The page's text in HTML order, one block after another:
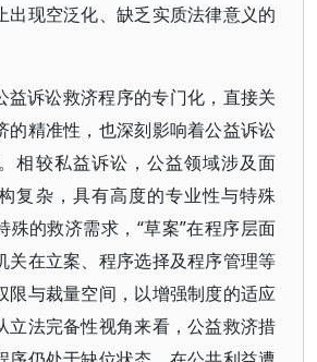
出现空泛化、缺乏实质法律意义的
益诉讼救济程序的专门化，直接关
的精准性，也深刻影响着公益诉讼
相较私益诉讼，公益领域涉及面
复杂，具有高度的专业性与特殊
殊的救济需求，“草案”在程序层面
关在立案、程序选择及程序管理等
限与裁量空间，以增强制度的适应
立法完备性视角来看，公益救济措